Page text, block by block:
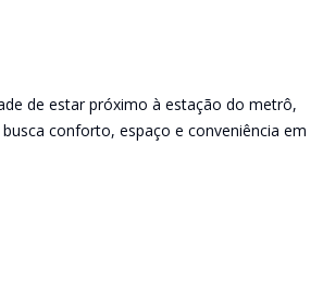
de estar próximo à estação do metrô,
conforto, espaço e conveniência em